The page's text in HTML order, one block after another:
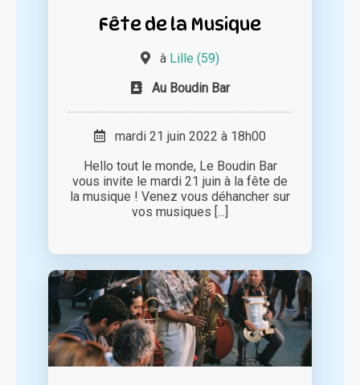
Fête de la Musique
à Lille (59)
Au Boudin Bar
mardi 21 juin 2022 à 18h00
Hello tout le monde, Le Boudin Bar
vous invite le mardi 21 juin à la fête de
la musique ! Venez vous déhancher sur
vos musiques [...]